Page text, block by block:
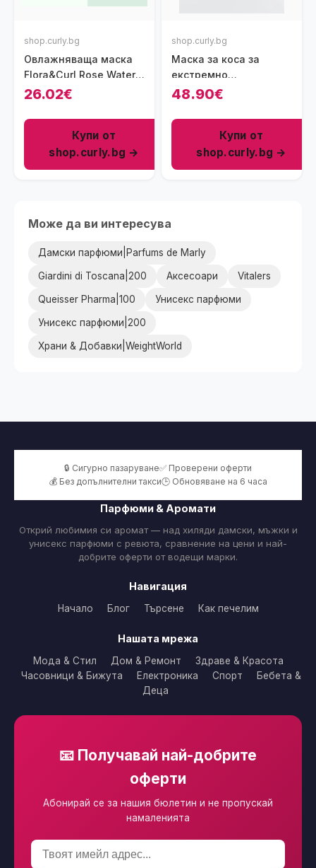
shop.curly.bg
Овлажняваща маска
Flora&Curl Rose Water
Molasses Moisture
26.02€
Купи от
shop.curly.bg →
shop.curly.bg
Маска за коса за
eкстремно
възстaновяване (суха
Calinachi, 300мл
48.90€
Купи от
shop.curly.bg →
Може да ви интересува
Дамски парфюми|Parfums de Marly
Giardini di Toscana|200 Аксесоари Vitalers
Queisser Pharma|100 Унисекс парфюми
Унисекс парфюми|200
Храни & Добавки|WeightWorld
🔒 Сигурно пазаруване✅ Проверени оферти
💰 Без допълнителни такси🕒 Обновяване на 6 часа
Парфюми & Аромати
Открий любимия си аромат — над хиляди дамски, мъжки и
унисекс парфюми с ревюта, сравнение на цени и най-
добрите оферти от водещи марки.
Навигация
Начало Блог Търсене Как печелим
Нашата мрежа
Мода & Стил Дом & Ремонт
Здраве & Красота
Часовници & Бижута
Електроника Спорт
Бебета &
Деца
📧 Получавай най-добрите
оферти
Абонирай се за нашия бюлетин и не пропускай
намаленията